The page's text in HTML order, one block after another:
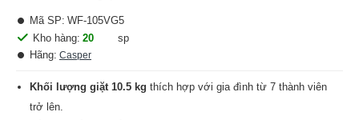
Kho hàng: 20
sp
Hãng: Casper
Mã SP: WF-105VG5
Khối lượng giặt 10.5 kg thích hợp với gia đình từ 7 thành viên
trở lên.